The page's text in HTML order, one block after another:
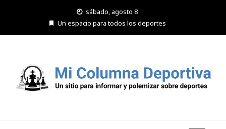
sábado, agosto 8
Un espacio para todos los deportes